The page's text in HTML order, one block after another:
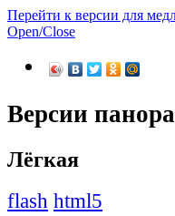
Перейти к версии для
Open/Close
Версии
Лёгкая
flash html5